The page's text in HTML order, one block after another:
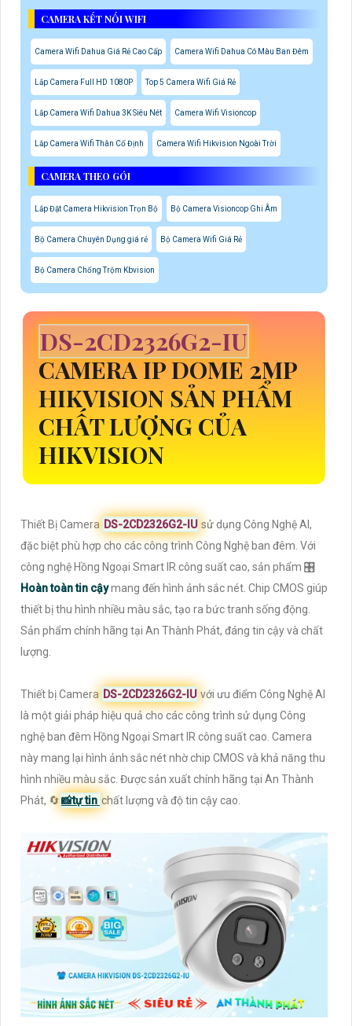
CAMERA KẾT NỐI WIFI
Camera Wifi Dahua Giá Rẻ Cao Cấp Camera Wifi Dahua Có Màu Ban Đêm
Lắp Camera Full HD 1080P Top 5 Camera Wifi Giá Rẻ
Lắp Camera Wifi Dahua 3K Siêu Nét Camera Wifi Visioncop
Lắp Camera Wifi Thân Cố Định Camera Wifi Hikvision Ngoài Trời
CAMERA THEO GÓI
Lắp Đặt Camera Hikvision Trọn Bộ Bộ Camera Visioncop Ghi Âm
Bộ Camera Chuyên Dụng giá rẻ Bộ Camera Wifi Giá Rẻ
Bộ Camera Chống Trộm Kbvision
DS-2CD2326G2-IU
CAMERA IP DOME 2MP
HIKVISION SẢN PHẨM
CHẤT LƯỢNG CỦA
HIKVISION
Thiết Bị Camera DS-2CD2326G2-IU sử dụng Công Nghệ AI,
đặc biệt phù hợp cho các công trình Công Nghệ ban đêm. Với
công nghệ Hồng Ngoại Smart IR công suất cao, sản phẩm 🎛
Hoàn toàn tin cậymang đến hình ảnh sắc nét. Chip CMOS giúp
thiết bị thu hình nhiều màu sắc, tạo ra bức tranh sống động.
Sản phẩm chính hãng tại An Thành Phát, đáng tin cậy và chất
lượng.
Thiết bị Camera DS-2CD2326G2-IU với ưu điểm Công Nghệ AI
là một giải pháp hiệu quả cho các công trình sử dụng Công
nghệ ban đêm Hồng Ngoại Smart IR công suất cao. Camera
này mang lại hình ảnh sắc nét nhờ chip CMOS và khả năng thu
hình nhiều màu sắc. Được sản xuất chính hãng tại An Thành
Phát, 🔄📸tự tin chất lượng và độ tin cậy cao.